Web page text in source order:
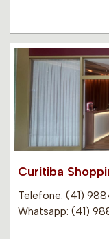
Curitiba
Telefone: (41)
Whatsapp: (41)